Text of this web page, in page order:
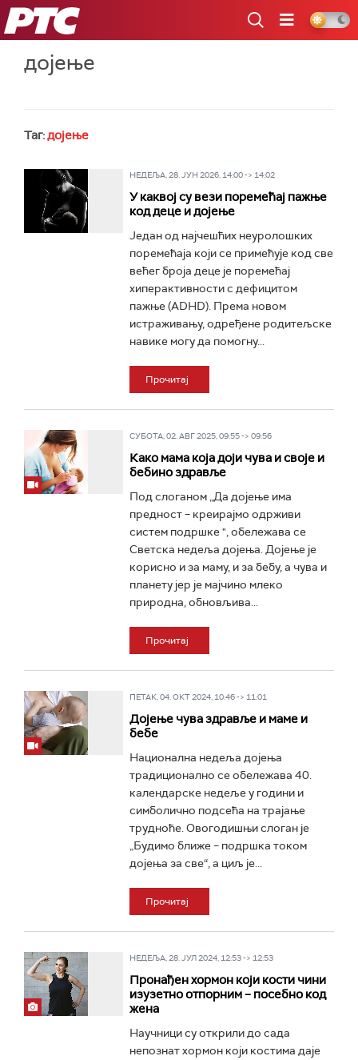
РТС
дојење
Таг:дојење
НЕДЕЉА, 28. ЈУН 2026, 14:00 -> 14:02
У каквој су вези поремећај пажње
код деце и дојење
Један од најчешћих неуролошких
поремећаја који се примећује код све
већег броја деце je поремећај
хиперактивности с дефицитом
пажње (ADHD). Према новом
истраживању, одређене родитељске
навике могу да помогну...
Прочитај
СУБОТА, 02. АВГ 2025, 09:55 -> 09:56
Како мама која доји чува и своје и
бебино здравље
Под слоганом „Да дојење има
предност – креирајмо одрживи
систем подршке ", обележава се
Светска недеља дојења. Дојење је
корисно и за маму, и за бебу, а чува и
планету јер је мајчино млеко
природна, обновљива...
Прочитај
ПЕТАК, 04. ОКТ 2024, 10:46 -> 11:01
Дојење чува здравље и маме и
бебе
Национална недеља дојења
традиционално се обележава 40.
календарске недеље у години и
симболично подсећа на трајање
трудноће. Овогодишњи слоган је
„Будимо ближе – подршка током
дојења за све“, а циљ је...
Прочитај
НЕДЕЉА, 28. ЈУЛ 2024, 12:53 -> 12:53
Пронађен хормон који кости чини
изузетно отпорним – посебно код
жена
Научници су открили до сада
непознат хормон који костима даје